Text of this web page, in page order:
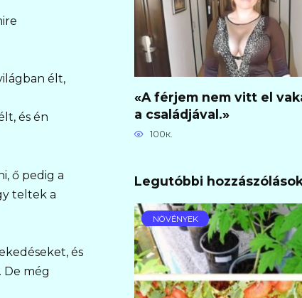
élt,
és én
ő pedig a
teltek a
és
De még
«A férjem nem vitt el
a családjával.»
100к.
Legutóbbi
NÖVÉNYEK